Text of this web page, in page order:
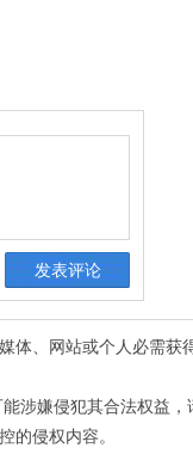
、网站或个人必需获
涉嫌侵犯其合法权益
的侵权内容。